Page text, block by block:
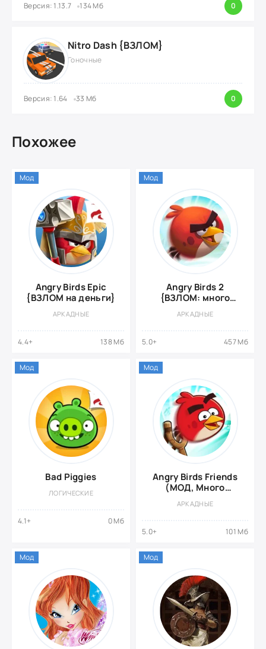
Версия: 1.13.7 134 Мб 0
Nitro Dash {ВЗЛОМ}
Гоночные
Версия: 1.64 33 Мб 0
Похожее
Angry Birds Epic
{ВЗЛОМ на деньги}
АРКАДНЫЕ
4.4+ 138 Мб
Мод
Angry Birds 2
{ВЗЛОМ: много
АРКАДНЫЕ
5.0+ 457 Мб
Мод
Bad Piggies
ЛОГИЧЕСКИЕ
4.1+ 0 Мб
Мод
Angry Birds Friends
(МОД, Много
АРКАДНЫЕ
5.0+ 101 Мб
Мод
Мод Мод